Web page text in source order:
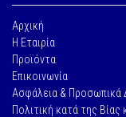
Αρχική
Η Εταιρία
Προϊόντα
Επικοινωνία
Ασφάλεια & Προσωπικά
Πολιτική κατά της Βίας